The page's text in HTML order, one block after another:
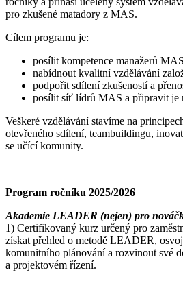
pro zkušené matadory z MAS.
Cílem programu je:
posílit kompetence manažerů
nabídnout kvalitní vzdělávání
podpořit sdílení zkušeností a
posílit síť lídrů MAS a připravit je
Veškeré vzdělávání stavíme na
otevřeného sdílení, teambuildingu,
se učící komunity.
Program ročníku 2025/2026
Akademie LEADER (nejen) pro
1) Certifikovaný kurz určený pro
získat přehled o metodě LEADER,
komunitního plánování a rozvinout své
a projektovém řízení.